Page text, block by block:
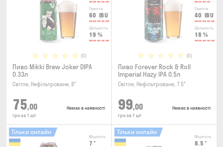
Гіркота
60 IBU
Щільність
19 %
(0)
Пиво Mikki Brew Joker DIPA
0.33л
Світле, Нефільтроване, 8°
75,00
грн за 1 шт
Немає в наявності
Гіркота
40 IBU
Щільність
18 %
(0)
Пиво Forever Rock & Roll
Imperial Hazy IPA 0.5л
Світле, Нефільтроване, 7.5°
99,00
грн за 1 шт
Немає в наявності
Міцність
7 °
Тільки онлайн
Міцність
8.5 °
Тільки онлайн